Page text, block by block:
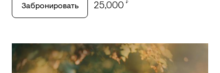
Забронировать 25,000 ₽